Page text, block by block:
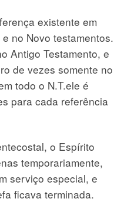
existente em
no Novo testamentos.
Antigo Testamento, e
de vezes somente no
todo o N.T.ele é
para cada referência
o Espírito
temporariamente,
serviço especial, e
ficava terminada.